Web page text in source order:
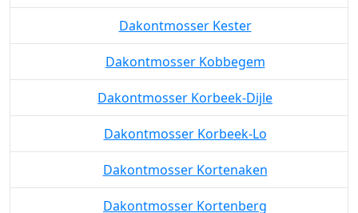
Dakontmosser Kester
Dakontmosser Kobbegem
Dakontmosser Korbeek-Dijle
Dakontmosser Korbeek-Lo
Dakontmosser Kortenaken
Dakontmosser Kortenberg